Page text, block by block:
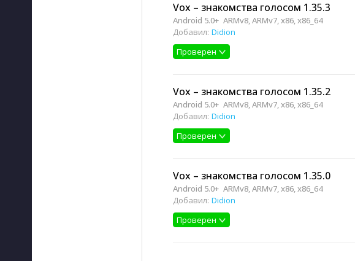
Vox – знакомства голосом 1.35.3
Android 5.0+ ARMv8, ARMv7, x86, x86_64
Добавил: Didion
Проверен
Vox – знакомства голосом 1.35.2
Android 5.0+ ARMv8, ARMv7, x86, x86_64
Добавил: Didion
Проверен
Vox – знакомства голосом 1.35.0
Android 5.0+ ARMv8, ARMv7, x86, x86_64
Добавил: Didion
Проверен